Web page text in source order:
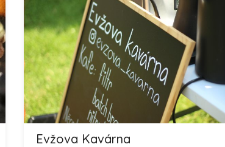
Evžova Kavárna